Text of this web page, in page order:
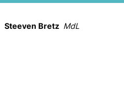
Steeven Bretz MdL